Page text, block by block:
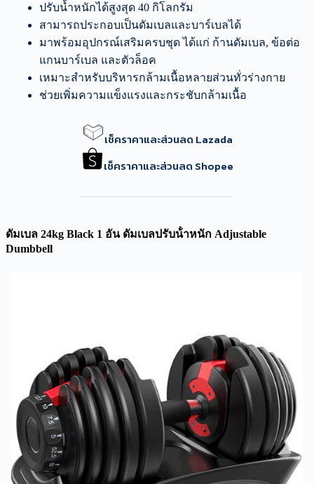
ปรับน้ำหนักได้สูงสุด 40 กิโลกรัม
สามารถประกอบเป็นดัมเบลและบาร์เบลได้
มาพร้อมอุปกรณ์เสริมครบชุด ได้แก่ ก้านดัมเบล, ข้อต่อ
แกนบาร์เบล และตัวล็อค
เหมาะสำหรับบริหารกล้ามเนื้อหลายส่วนทั่วร่างกาย
ช่วยเพิ่มความแข็งแรงและกระชับกล้ามเนื้อ
เช็คราคาและส่วนลด Lazada
เช็คราคาและส่วนลด Shopee
ดัมเบล 24kg Black 1 อัน ดัมเบลปรับน้ําหนัก Adjustable
Dumbbell